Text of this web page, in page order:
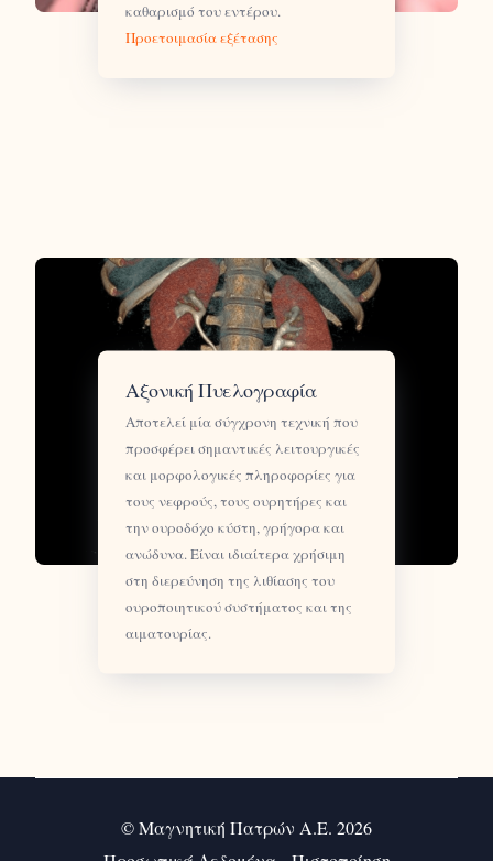
καθαρισμό του εντέρου.
Προετοιμασία εξέτασης
Αξονική Πυελογραφία
Αποτελεί μία σύγχρονη τεχνική που
προσφέρει σημαντικές λειτουργικές
και μορφολογικές πληροφορίες για
τους νεφρούς, τους ουρητήρες και
την ουροδόχο κύστη, γρήγορα και
ανώδυνα. Είναι ιδιαίτερα χρήσιμη
στη διερεύνηση της λιθίασης του
ουροποιητικού συστήματος και της
αιματουρίας.
© Μαγνητική Πατρών Α.Ε. 2026